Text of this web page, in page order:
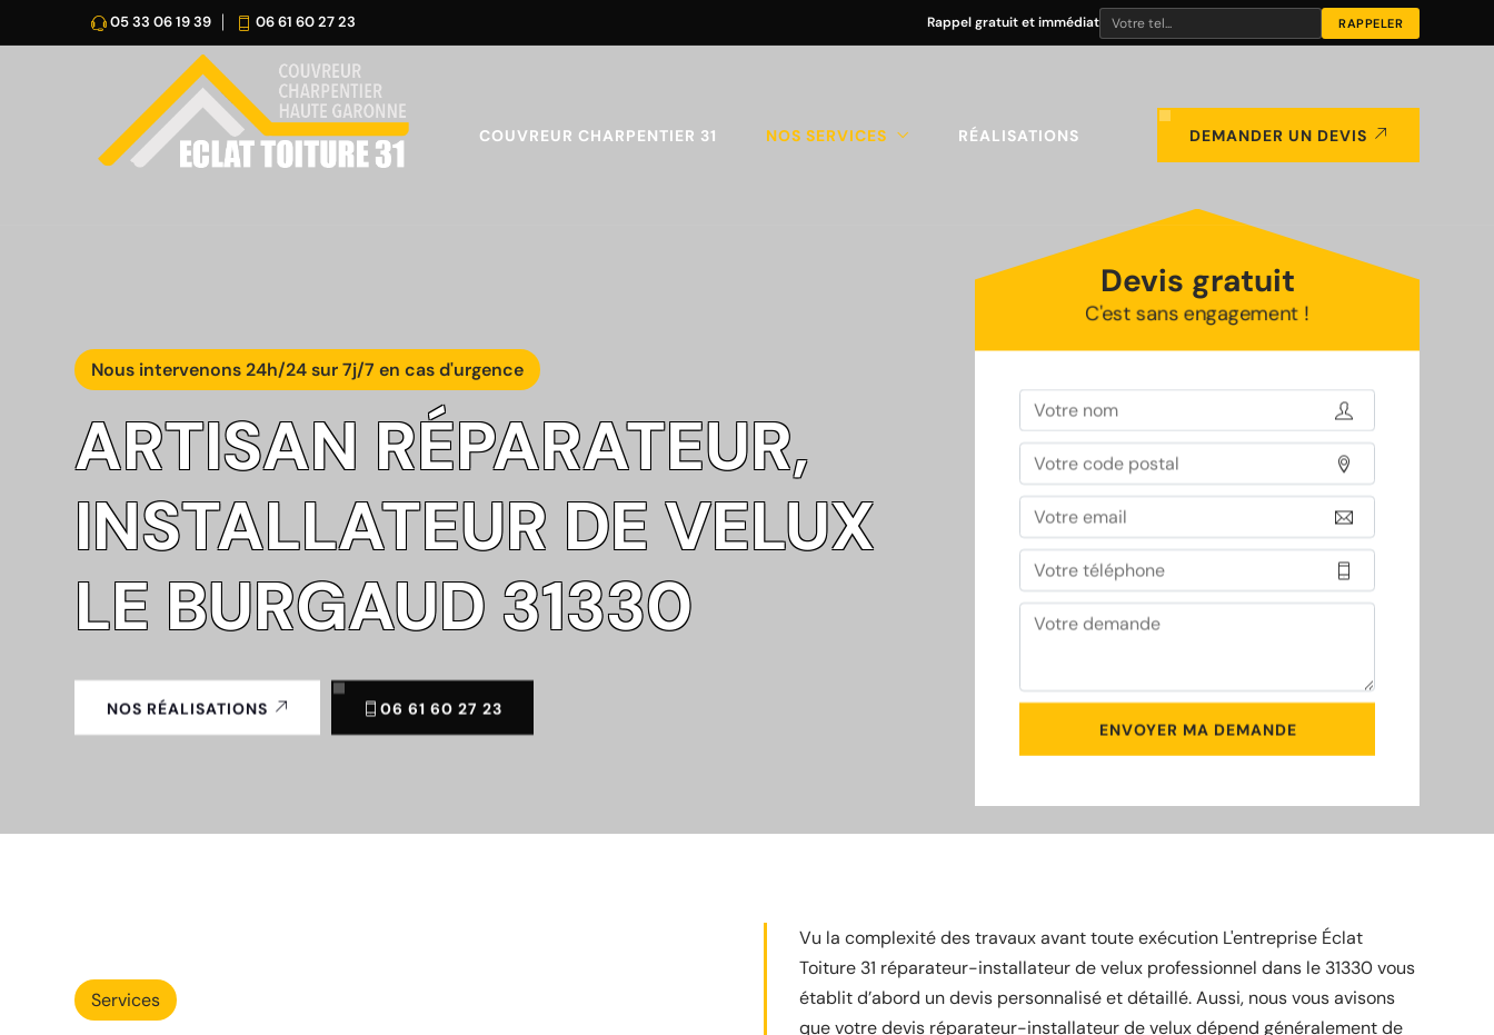
05 33 06 19 39 06 61 60 27 23 Rappel gratuit et immédiat
COUVREUR CHARPENTIER 31 NOS SERVICES RÉALISATIONS DEMANDER UN DEVIS
Nous intervenons 24h/24 sur 7j/7 en cas d'urgence
ARTISAN RÉPARATEUR,
INSTALLATEUR DE VELUX
LE BURGAUD 31330
NOS RÉALISATIONS 06 61 60 27 23
Devis gratuit
C'est sans engagement !
Services
Vu la complexité des travaux avant toute exécution L'entreprise Éclat
Toiture 31 réparateur-installateur de velux professionnel dans le 31330 vous
établit d’abord un devis personnalisé et détaillé. Aussi, nous vous avisons
que votre devis réparateur-installateur de velux dépend généralement de